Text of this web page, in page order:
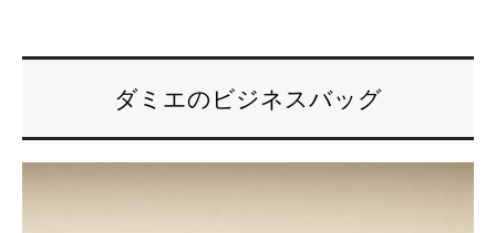
ダミエのビジネスバッグ